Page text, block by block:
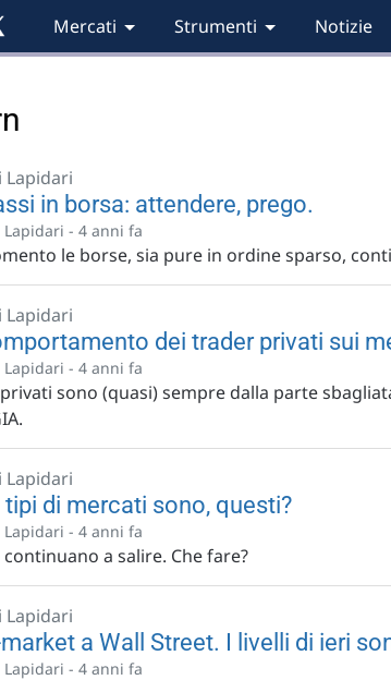
Mercati Strumenti Notizie
Lapidari
in borsa: attendere, prego.
Lapidari - 4 anni fa
le borse, sia pure in ordine sparso,
Lapidari
dei trader privati sui
Lapidari - 4 anni fa
sono (quasi) sempre dalla parte
Lapidari
tipi di mercati sono, questi?
Lapidari - 4 anni fa
continuano a salire. Che fare?
Lapidari
a Wall Street. I livelli di ieri
Lapidari - 4 anni fa